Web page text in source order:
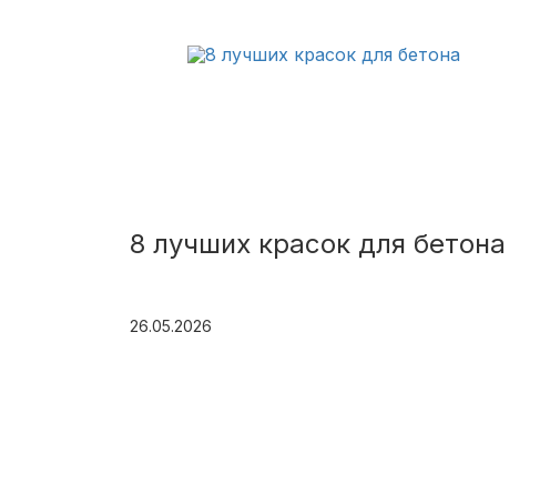
8 лучших красок для бетона
26.05.2026